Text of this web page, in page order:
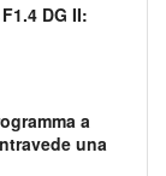
DG II:
a
una